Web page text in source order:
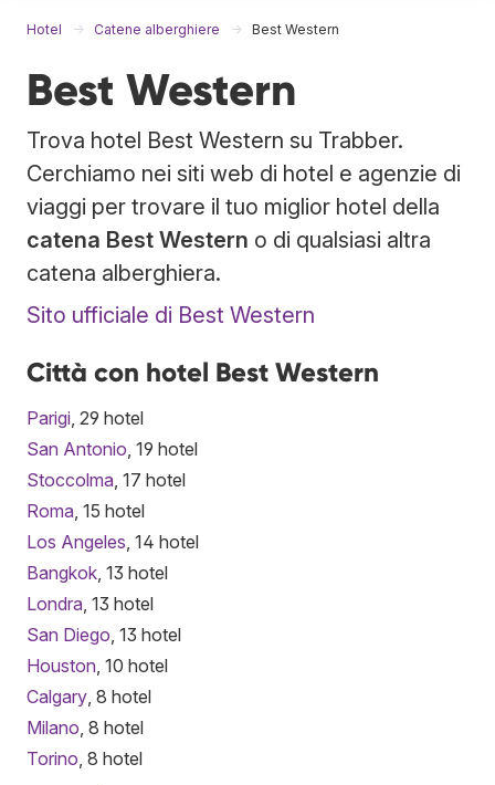
Hotel Catene alberghiere Best Western
Best Western
Trova hotel Best Western su Trabber.
Cerchiamo nei siti web di hotel e agenzie di
viaggi per trovare il tuo miglior hotel della
catena Best Western o di qualsiasi altra
catena alberghiera.
Sito ufficiale di Best Western
Città con hotel Best Western
Parigi , 29 hotel
San Antonio , 19 hotel
Stoccolma , 17 hotel
Roma , 15 hotel
Los Angeles , 14 hotel
Bangkok , 13 hotel
Londra , 13 hotel
San Diego , 13 hotel
Houston , 10 hotel
Calgary , 8 hotel
Milano , 8 hotel
Torino , 8 hotel